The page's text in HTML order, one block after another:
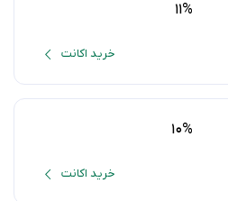
11%
خرید اکانت
10%
خرید اکانت
دلار